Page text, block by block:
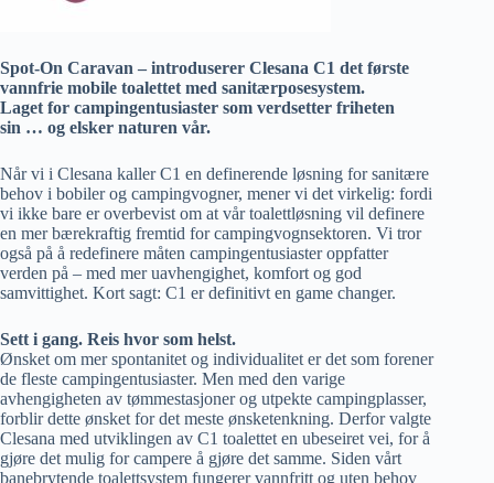
Spot-On Caravan – introduserer Clesana C1 det første
vannfrie mobile toalettet med sanitærposesystem.
Laget for campingentusiaster som verdsetter friheten
sin … og elsker naturen vår.
Når vi i Clesana kaller C1 en definerende løsning for sanitære
behov i bobiler og campingvogner, mener vi det virkelig: fordi
vi ikke bare er overbevist om at vår toalettløsning vil definere
en mer bærekraftig fremtid for campingvognsektoren. Vi tror
også på å redefinere måten campingentusiaster oppfatter
verden på – med mer uavhengighet, komfort og god
samvittighet. Kort sagt: C1 er definitivt en game changer.
Sett i gang. Reis hvor som helst.
Ønsket om mer spontanitet og individualitet er det som forener
de fleste campingentusiaster. Men med den varige
avhengigheten av tømmestasjoner og utpekte campingplasser,
forblir dette ønsket for det meste ønsketenkning. Derfor valgte
Clesana med utviklingen av C1 toalettet en ubeseiret vei, for å
gjøre det mulig for campere å gjøre det samme. Siden vårt
banebrytende toalettsystem fungerer vannfritt og uten behov